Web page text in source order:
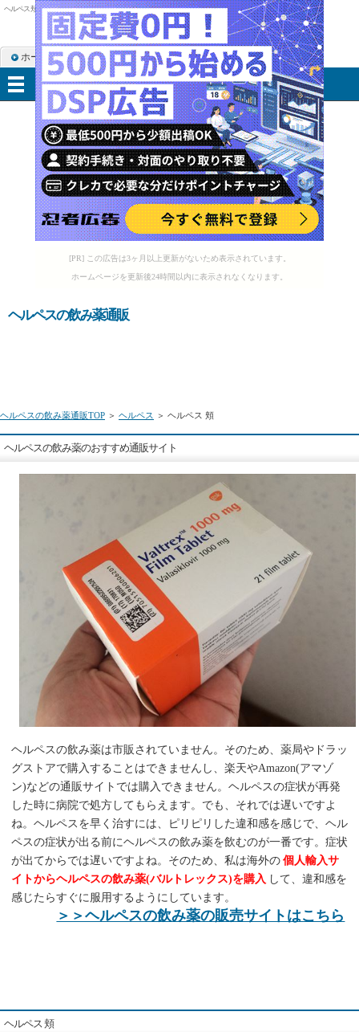
[PR] この広告は3ヶ月以上更新がないため表示されています。
ホームページを更新後24時間以内に表示されなくなります。
ヘルペス 頬
ヘルペスの飲み薬通販
ヘルペスの飲み薬通販TOP ＞ ヘルペス ＞ ヘルペス 頬
ヘルペスの飲み薬のおすすめ通販サイト
ヘルペスの飲み薬は市販されていません。そのため、薬局やドラッ
グストアで購入することはできませんし、楽天やAmazon(アマゾ
ン)などの通販サイトでは購入できません。ヘルペスの症状が再発
した時に病院で処方してもらえます。でも、それでは遅いですよ
ね。ヘルペスを早く治すには、ピリピリした違和感を感じで、ヘル
ペスの症状が出る前にヘルペスの飲み薬を飲むのが一番です。症状
が出てからでは遅いですよね。そのため、私は海外の個人輸入サ
イトからヘルペスの飲み薬(バルトレックス)を購入 して、違和感を
感じたらすぐに服用するようにしています。
＞＞ヘルペスの飲み薬の販売サイトはこちら
ヘルペス 頬
ホーム RSS購読 サイトマップ
メニュー